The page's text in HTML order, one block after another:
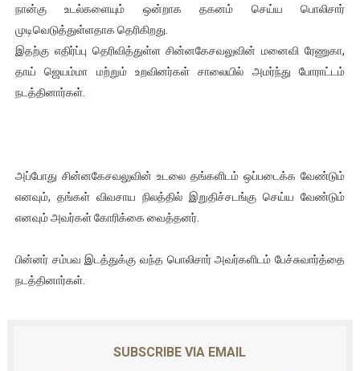
வலிமை தான் அஜித் திரைப்பயணத்திலே அதிக காலெக்ஷன் செய்த
அல்வா கொடுக்கின்றது இலங்கை!
நான்கு உடல்களையும் ஒன்றாக தகனம் செய்ய பொலிசார்
முடிவெடுத்துள்ளதாக தெரிகிறது.
இதற்கு எதிர்ப்பு தெரிவித்துள்ள சின்னகேசவலுவின் மனைவி ரேணுகா,
தாய் ஜெயம்மா மற்றும் உறவினர்கள் சாலையில் அமர்ந்து போராட்டம்
நடத்தினார்கள்.
அப்போது சின்னகேசவலுவின் உடலை தங்களிடம் ஒப்படைக்க வேண்டும்
எனவும், தங்கள் விவசாய நிலத்தில் இறுதிச்சடங்கு செய்ய வேண்டும்
எனவும் அவர்கள் கோரிக்கை வைத்தனர்.
பின்னர் சம்பவ இடத்துக்கு வந்த பொலிசார் அவர்களிடம் பேச்சுவார்த்தை
நடத்தினார்கள்.
SUBSCRIBE VIA EMAIL